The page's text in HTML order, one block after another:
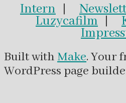
Intern |
Luzycafilm |
Built with Make. Your
WordPress page